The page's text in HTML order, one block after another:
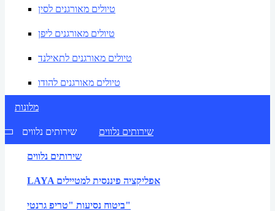
טיולים מאורגנים לסין
טיולים מאורגנים ליפן
טיולים מאורגנים לתאילנד
טיולים מאורגנים להודו
מלונות
שירותים נלווים שירותים נלווים
שירותים נלווים
LAYA אפליקציה פיננסית למטיילים
ביטוח נסיעות "טריפ גרנטי"